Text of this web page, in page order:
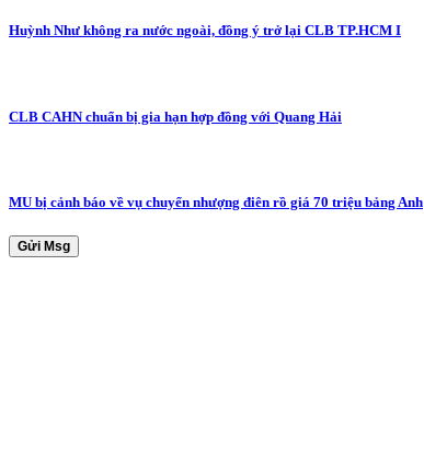
Huỳnh Như không ra nước ngoài, đồng ý trở lại CLB TP.HCM I
CLB CAHN chuẩn bị gia hạn hợp đồng với Quang Hải
MU bị cảnh báo về vụ chuyển nhượng điên rồ giá 70 triệu bảng Anh
Gửi Msg